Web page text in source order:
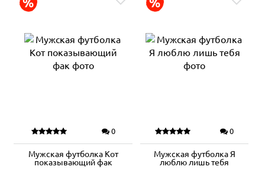
0
Мужская футболка Кот
показывающий фак
0
Мужская футболка Я
люблю лишь тебя